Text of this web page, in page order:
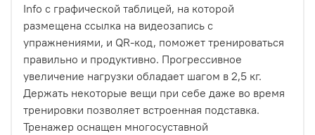
Info с графической таблицей, на которой
размещена ссылка на видеозапись с
упражнениями, и QR-код, поможет тренироваться
правильно и продуктивно. Прогрессивное
увеличение нагрузки обладает шагом в 2,5 кг.
Держать некоторые вещи при себе даже во время
тренировки позволяет встроенная подставка.
Тренажер оснащен многосуставной